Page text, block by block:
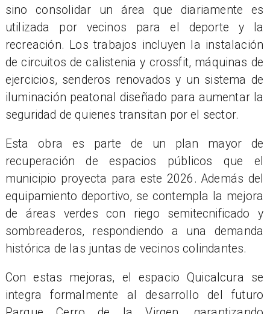
sino consolidar un área que diariamente es
utilizada por vecinos para el deporte y la
recreación. Los trabajos incluyen la instalación
de circuitos de calistenia y crossfit, máquinas de
ejercicios, senderos renovados y un sistema de
iluminación peatonal diseñado para aumentar la
seguridad de quienes transitan por el sector.
Esta obra es parte de un plan mayor de
recuperación de espacios públicos que el
municipio proyecta para este 2026. Además del
equipamiento deportivo, se contempla la mejora
de áreas verdes con riego semitecnificado y
sombreaderos, respondiendo a una demanda
histórica de las juntas de vecinos colindantes.
Con estas mejoras, el espacio Quicalcura se
integra formalmente al desarrollo del futuro